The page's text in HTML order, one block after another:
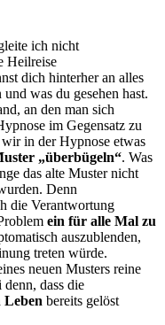
ich nicht
Heilreise
dich hinterher an alles
was du gesehen hast.
an den man sich
im Gegensatz zu
wir in der Hypnose etwas
„überbügeln“. Was
das alte Muster nicht
Denn
die Verantwortung
ein für alle Mal zu
auszublenden,
treten würde.
neuen Musters reine
dass die
Leben bereits gelöst